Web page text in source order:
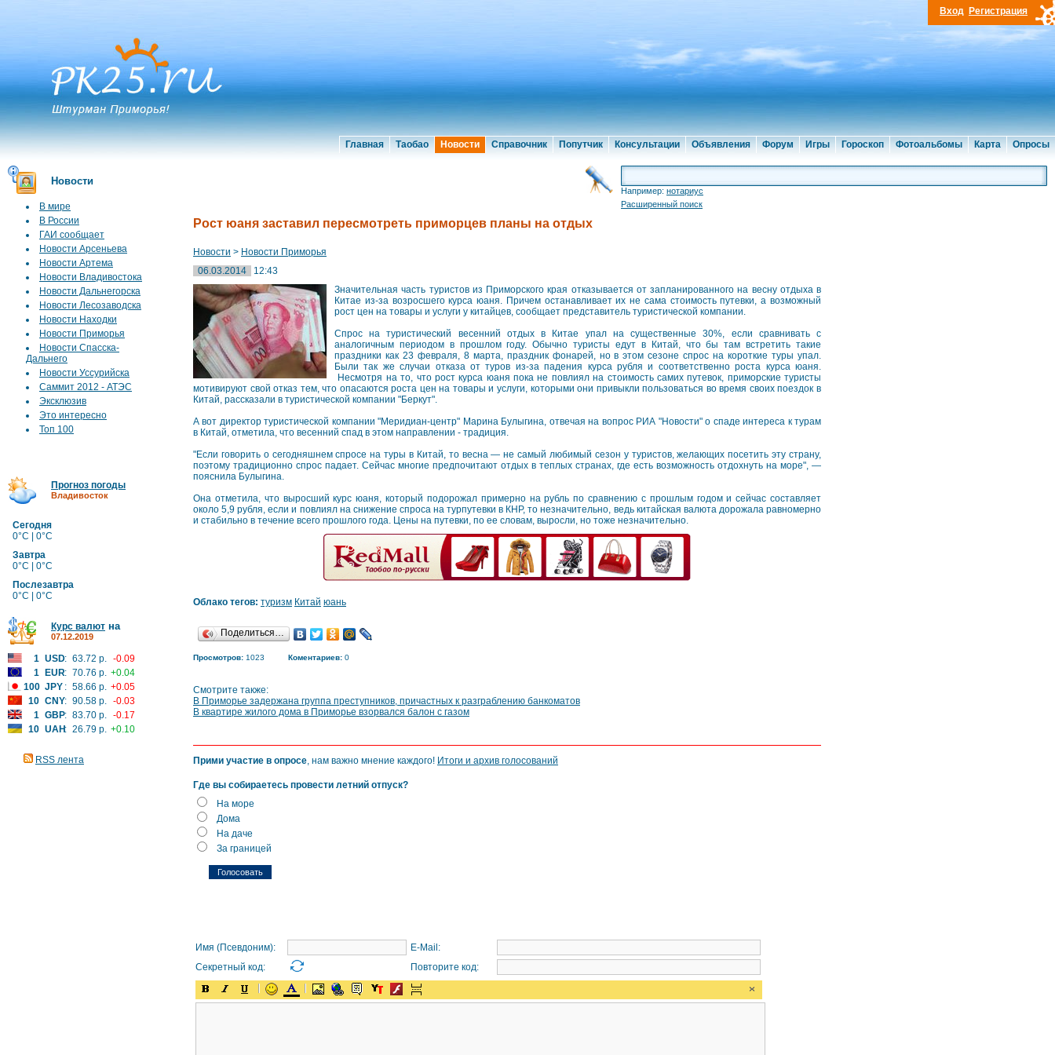
Главная Таобао Новости Справочник Попутчик Консультации Объявления Форум Игры Гороскоп Фотоальбомы Карта Опросы
Вход Регистрация
Новости
В мире
В России
ГАИ сообщает
Новости Арсеньева
Новости Артема
Новости Владивостока
Новости Дальнегорска
Новости Лесозаводска
Новости Находки
Новости Приморья
Новости Спасска-
Дальнего
Новости Уссурийска
Саммит 2012 - АТЭС
Эксклюзив
Это интересно
Топ 100
Прогноз погоды
Владивосток
Сегодня
0°C | 0°C
Завтра
0°C | 0°C
Послезавтра
0°C | 0°C
Курс валют на
07.12.2019
1 USD: 63.72 р. -0.09
1
EUR: 70.76 р. +0.04
100 JPY : 58.66 р. +0.05
10 CNY: 90.58 р. -0.03
1 GBP: 83.70 р. -0.17
10 UAH: 26.79 р. +0.10
RSS лента
Например: нотариус
Расширенный поиск
Рост юаня заставил пересмотреть приморцев планы на отдых
Новости > Новости Приморья
06.03.2014
12:43
Значительная часть туристов из Приморского края отказывается от запланированного на весну отдыха в
Китае из-за возросшего курса юаня. Причем останавливает их не сама стоимость путевки, а возможный
рост цен на товары и услуги у китайцев, сообщает представитель туристической компании.
Спрос на туристический весенний отдых в Китае упал на существенные 30%, если сравнивать с
аналогичным периодом в прошлом году. Обычно туристы едут в Китай, что бы там встретить такие
праздники как 23 февраля, 8 марта, праздник фонарей, но в этом сезоне спрос на короткие туры упал.
Были так же случаи отказа от туров из-за падения курса рубля и соответственно роста курса юаня.
Несмотря на то, что рост курса юаня пока не повлиял на стоимость самих путевок, приморские туристы
мотивируют свой отказ тем, что опасаются роста цен на товары и услуги, которыми они привыкли пользоваться во время своих поездок в
Китай, рассказали в туристической компании "Беркут".
А вот директор туристической компании "Меридиан-центр" Марина Булыгина, отвечая на вопрос РИА "Новости" о спаде интереса к турам
в Китай, отметила, что весенний спад в этом направлении - традиция.
"Если говорить о сегодняшнем спросе на туры в Китай, то весна — не самый любимый сезон у туристов, желающих посетить эту страну,
поэтому традиционно спрос падает. Сейчас многие предпочитают отдых в теплых странах, где есть возможность отдохнуть на море", —
пояснила Булыгина.
Она отметила, что выросший курс юаня, который подорожал примерно на рубль по сравнению с прошлым годом и сейчас составляет
около 5,9 рубля, если и повлиял на снижение спроса на турпутевки в КНР, то незначительно, ведь китайская валюта дорожала равномерно
и стабильно в течение всего прошлого года. Цены на путевки, по ее словам, выросли, но тоже незначительно.
Облако тегов: туризм Китай юань
Поделиться…
Просмотров: 1023 Коментариев: 0
Смотрите также:
В Приморье задержана группа преступников, причастных к разграблению банкоматов
В квартире жилого дома в Приморье взорвался балон с газом
Прими участие в опросе, нам важно мнение каждого! Итоги и архив голосований
Где вы собираетесь провести летний отпуск?
На море
Дома
На даче
За границей
Имя (Псевдоним):
E-Mail:
Секретный код:
Повторите код: